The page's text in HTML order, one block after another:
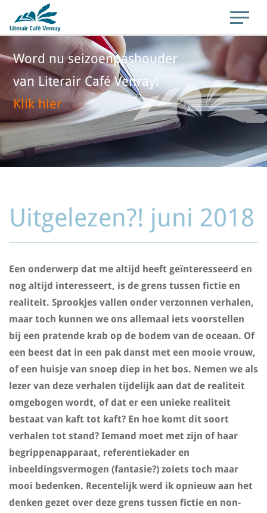
Word nu seizoenpashouder
van Literair Café Venray!
Klik hier
Uitgelezen?! juni 2018
Een onderwerp dat me altijd heeft geïnteresseerd en
nog altijd interesseert, is de grens tussen fictie en
realiteit. Sprookjes vallen onder verzonnen verhalen,
maar toch kunnen we ons allemaal iets voorstellen
bij een pratende krab op de bodem van de oceaan. Of
een beest dat in een pak danst met een mooie vrouw,
of een huisje van snoep diep in het bos. Nemen we als
lezer van deze verhalen tijdelijk aan dat de realiteit
omgebogen wordt, of dat er een unieke realiteit
bestaat van kaft tot kaft? En hoe komt dit soort
verhalen tot stand? Iemand moet met zijn of haar
begrippenapparaat, referentiekader en
inbeeldingsvermogen (fantasie?) zoiets toch maar
mooi bedenken. Recentelijk werd ik opnieuw aan het
denken gezet over deze grens tussen fictie en non-